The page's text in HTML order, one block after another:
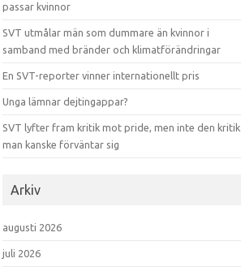
passar kvinnor
SVT utmålar män som dummare än kvinnor i
samband med bränder och klimatförändringar
En SVT-reporter vinner internationellt pris
Unga lämnar dejtingappar?
SVT lyfter fram kritik mot pride, men inte den kritik
man kanske förväntar sig
Arkiv
augusti 2026
juli 2026